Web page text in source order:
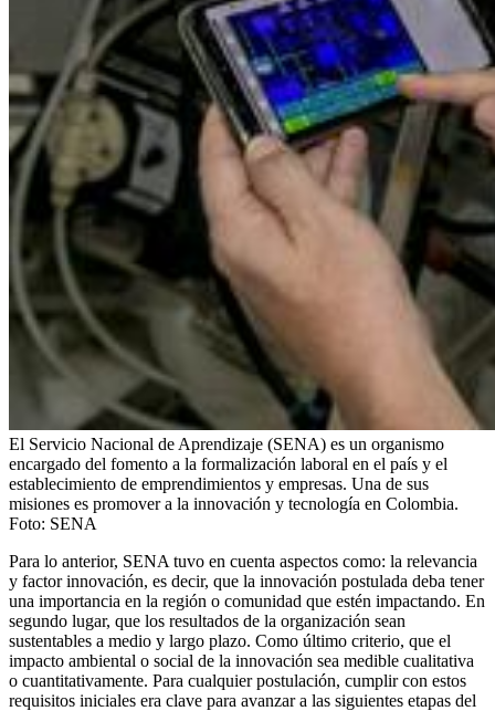
El Servicio Nacional de Aprendizaje (SENA) es un organismo
encargado del fomento a la formalización laboral en el país y el
establecimiento de emprendimientos y empresas. Una de sus
misiones es promover a la innovación y tecnología en Colombia.
Foto: SENA
Para lo anterior, SENA tuvo en cuenta aspectos como: la relevancia
y factor innovación, es decir, que la innovación postulada deba tener
una importancia en la región o comunidad que estén impactando. En
segundo lugar, que los resultados de la organización sean
sustentables a medio y largo plazo. Como último criterio, que el
impacto ambiental o social de la innovación sea medible cualitativa
o cuantitativamente. Para cualquier postulación, cumplir con estos
requisitos iniciales era clave para avanzar a las siguientes etapas del